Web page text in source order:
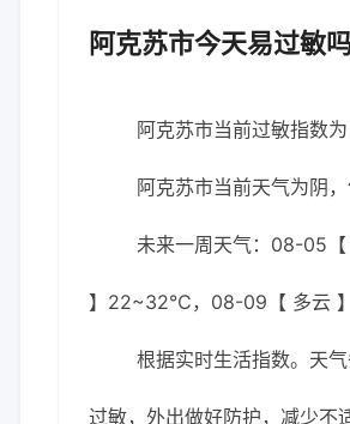
阿克苏市今天易过敏
阿克苏市当前过敏指数为
阿克苏市当前天气为阴
未来一周天气：08-05
】22~32℃，08-09【 多云
根据实时生活指数。天
过敏，外出做好防护，减少不